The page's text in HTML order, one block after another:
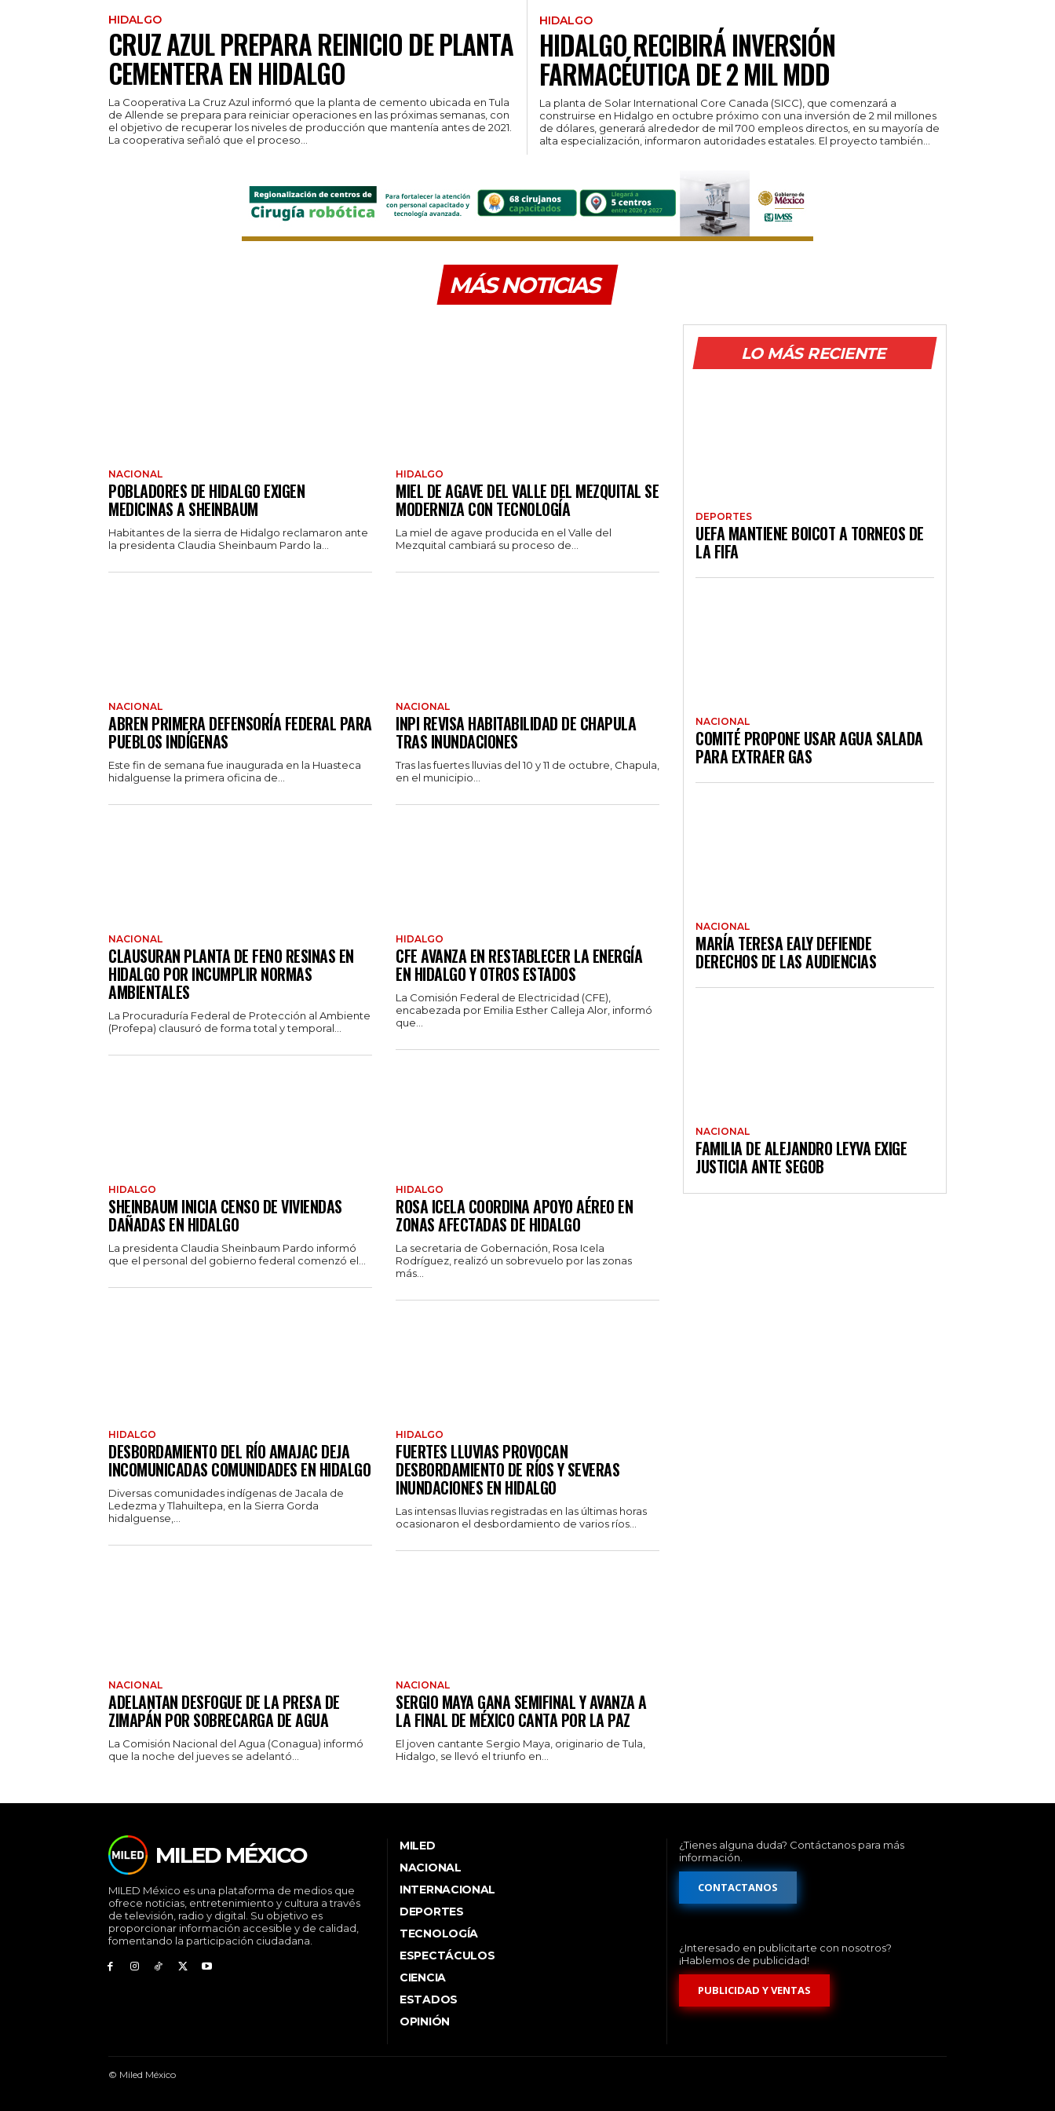
HIDALGO
CRUZ AZUL PREPARA REINICIO DE PLANTA
CEMENTERA EN HIDALGO
La Cooperativa La Cruz Azul informó que la planta de cemento ubicada en Tula
de Allende se prepara para reiniciar operaciones en las próximas semanas, con
el objetivo de recuperar los niveles de producción que mantenía antes de 2021.
La cooperativa señaló que el proceso...
HIDALGO
HIDALGO RECIBIRÁ INVERSIÓN
FARMACÉUTICA DE 2 MIL MDD
La planta de Solar International Core Canada (SICC), que comenzará a
construirse en Hidalgo en octubre próximo con una inversión de 2 mil millones
de dólares, generará alrededor de mil 700 empleos directos, en su mayoría de
alta especialización, informaron autoridades estatales. El proyecto también...
MÁS NOTICIAS
NACIONAL
POBLADORES DE HIDALGO EXIGEN
MEDICINAS A SHEINBAUM
Habitantes de la sierra de Hidalgo reclamaron ante
la presidenta Claudia Sheinbaum Pardo la...
HIDALGO
MIEL DE AGAVE DEL VALLE DEL MEZQUITAL SE
MODERNIZA CON TECNOLOGÍA
La miel de agave producida en el Valle del
Mezquital cambiará su proceso de...
NACIONAL
ABREN PRIMERA DEFENSORÍA FEDERAL PARA
PUEBLOS INDÍGENAS
Este fin de semana fue inaugurada en la Huasteca
hidalguense la primera oficina de...
NACIONAL
INPI REVISA HABITABILIDAD DE CHAPULA
TRAS INUNDACIONES
Tras las fuertes lluvias del 10 y 11 de octubre, Chapula,
en el municipio...
NACIONAL
CLAUSURAN PLANTA DE FENO RESINAS EN
HIDALGO POR INCUMPLIR NORMAS
AMBIENTALES
La Procuraduría Federal de Protección al Ambiente
(Profepa) clausuró de forma total y temporal...
HIDALGO
CFE AVANZA EN RESTABLECER LA ENERGÍA
EN HIDALGO Y OTROS ESTADOS
La Comisión Federal de Electricidad (CFE),
encabezada por Emilia Esther Calleja Alor, informó
que...
HIDALGO
SHEINBAUM INICIA CENSO DE VIVIENDAS
DAÑADAS EN HIDALGO
La presidenta Claudia Sheinbaum Pardo informó
que el personal del gobierno federal comenzó el...
HIDALGO
ROSA ICELA COORDINA APOYO AÉREO EN
ZONAS AFECTADAS DE HIDALGO
La secretaria de Gobernación, Rosa Icela
Rodríguez, realizó un sobrevuelo por las zonas
más...
HIDALGO
DESBORDAMIENTO DEL RÍO AMAJAC DEJA
INCOMUNICADAS COMUNIDADES EN HIDALGO
Diversas comunidades indígenas de Jacala de
Ledezma y Tlahuiltepa, en la Sierra Gorda
hidalguense,...
HIDALGO
FUERTES LLUVIAS PROVOCAN
DESBORDAMIENTO DE RÍOS Y SEVERAS
INUNDACIONES EN HIDALGO
Las intensas lluvias registradas en las últimas horas
ocasionaron el desbordamiento de varios ríos...
NACIONAL
ADELANTAN DESFOGUE DE LA PRESA DE
ZIMAPÁN POR SOBRECARGA DE AGUA
La Comisión Nacional del Agua (Conagua) informó
que la noche del jueves se adelantó...
NACIONAL
SERGIO MAYA GANA SEMIFINAL Y AVANZA A
LA FINAL DE MÉXICO CANTA POR LA PAZ
El joven cantante Sergio Maya, originario de Tula,
Hidalgo, se llevó el triunfo en...
LO MÁS RECIENTE
DEPORTES
UEFA MANTIENE BOICOT A TORNEOS DE
LA FIFA
NACIONAL
COMITÉ PROPONE USAR AGUA SALADA
PARA EXTRAER GAS
NACIONAL
MARÍA TERESA EALY DEFIENDE
DERECHOS DE LAS AUDIENCIAS
NACIONAL
FAMILIA DE ALEJANDRO LEYVA EXIGE
JUSTICIA ANTE SEGOB
MILED MÉXICO
MILED México es una plataforma de medios que
ofrece noticias, entretenimiento y cultura a través
de televisión, radio y digital. Su objetivo es
proporcionar información accesible y de calidad,
fomentando la participación ciudadana.
MILED
NACIONAL
INTERNACIONAL
DEPORTES
TECNOLOGÍA
ESPECTÁCULOS
CIENCIA
ESTADOS
OPINIÓN
¿Tienes alguna duda? Contáctanos para más
información.
CONTACTANOS
¿Interesado en publicitarte con nosotros?
¡Hablemos de publicidad!
PUBLICIDAD Y VENTAS
© Miled México